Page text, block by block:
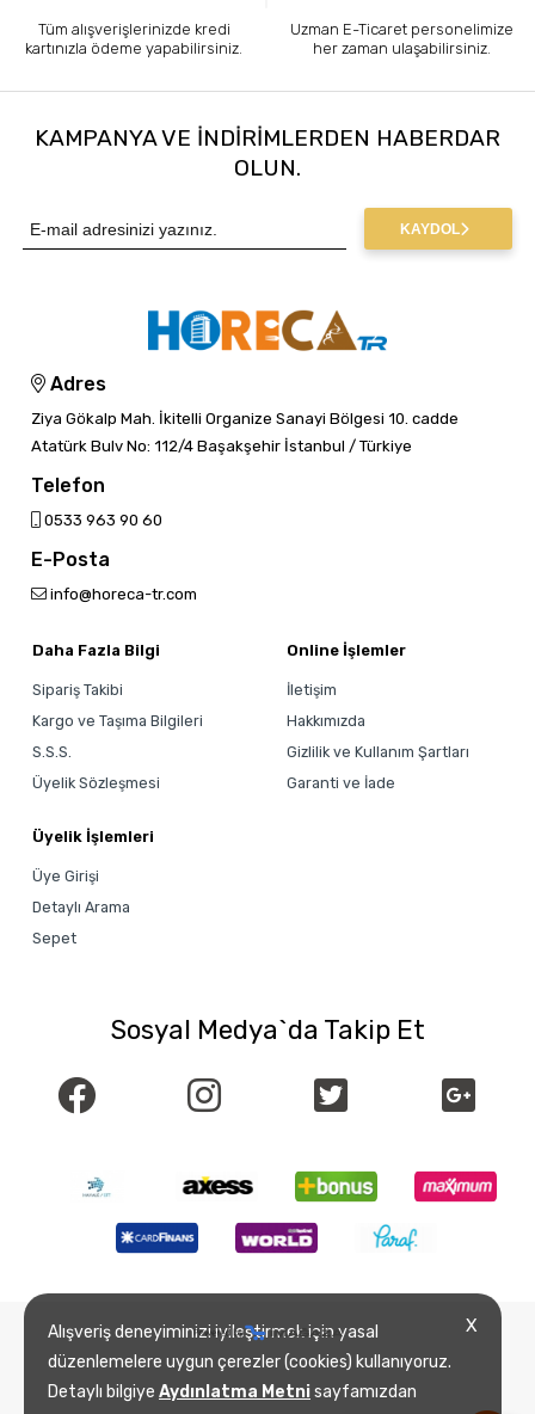
Tüm alışverişlerinizde kredi
kartınızla ödeme yapabilirsiniz.
Uzman E-Ticaret personelimize
her zaman ulaşabilirsiniz.
KAMPANYA VE INDIRIMLERDEN HABERDAR
OLUN.
KAYDOL
Adres
Ziya Gökalp Mah. İkitelli Organize Sanayi Bölgesi 10. cadde
Atatürk Bulv No: 112/4 Başakşehir İstanbul / Türkiye
Telefon
0533 963 90 60
E-Posta
info@horeca-tr.com
Daha Fazla Bilgi
Sipariş Takibi
Kargo ve Taşıma Bilgileri
S.S.S.
Üyelik Sözleşmesi
Online İşlemler
İletişim
Hakkımızda
Gizlilik ve Kullanım Şartları
Garanti ve İade
Üyelik İşlemleri
Üye Girişi
Detaylı Arama
Sepet
Sosyal Medya`da Takip Et
X
Alışveriş deneyiminizi iyileştirmek için yasal
düzenlemelere uygun çerezler (cookies) kullanıyoruz.
Detaylı bilgiye Aydınlatma Metnisayfamızdan